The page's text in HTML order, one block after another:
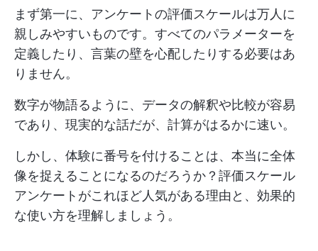
まず第一に、アンケートの評価スケールは万人に
親しみやすいものです。すべてのパラメーターを
定義したり、言葉の壁を心配したりする必要はあ
りません。
数字が物語るように、データの解釈や比較が容易
であり、現実的な話だが、計算がはるかに速い。
しかし、体験に番号を付けることは、本当に全体
像を捉えることになるのだろうか？評価スケール
アンケートがこれほど人気がある理由と、効果的
な使い方を理解しましょう。